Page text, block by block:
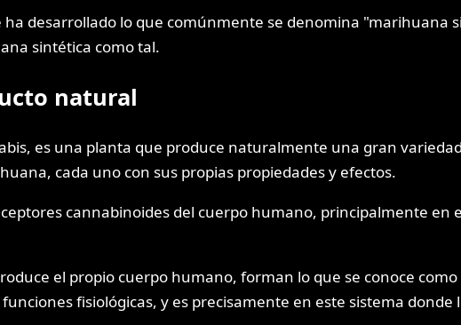
desarrollado lo que comúnmente se denomina "marihuana
sintética como tal.
natural
es una planta que produce naturalmente una gran
cada uno con sus propias propiedades y efectos.
cannabinoides del cuerpo humano, principalmente en
el propio cuerpo humano, forman lo que se conoce como
fisiológicas, y es precisamente en este sistema